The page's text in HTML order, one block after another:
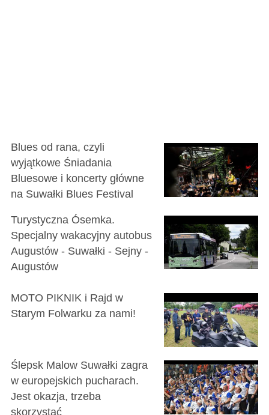
Blues od rana, czyli
wyjątkowe Śniadania
Bluesowe i koncerty główne
na Suwałki Blues Festival
Turystyczna Ósemka.
Specjalny wakacyjny autobus
Augustów - Suwałki - Sejny -
Augustów
MOTO PIKNIK i Rajd w
Starym Folwarku za nami!
Ślepsk Malow Suwałki zagra
w europejskich pucharach.
Jest okazja, trzeba
skorzystać